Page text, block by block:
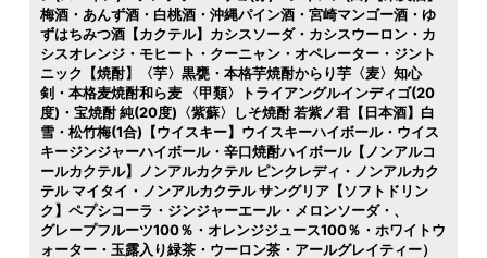
梅酒・あんず酒・白桃酒・沖縄パイン酒・宮崎マンゴー酒・ゆ
ずはちみつ酒【カクテル】カシスソーダ・カシスウーロン・カ
シスオレンジ・モヒート・クーニャン・オペレーター・ジント
ニック【焼酎】〈芋〉黒甕・本格芋焼酎からり芋〈麦〉知心
剣・本格麦焼酎和ら麦 〈甲類〉トライアングルインディゴ(20
度)・宝焼酎 純(20度)〈紫蘇〉しそ焼酎 若紫ノ君【日本酒】白
雪・松竹梅(1合)【ウイスキー】ウイスキーハイボール・ウイス
キージンジャーハイボール・辛口焼酎ハイボール【ノンアルコ
ールカクテル】ノンアルカクテル ピンクレディ・ノンアルカク
テル マイタイ・ノンアルカクテル サングリア【ソフトドリン
ク】ペプシコーラ・ジンジャーエール・メロンソーダ・
グレープフルーツ100％・オレンジジュース100％・ホワイトウ
ォーター・玉露入り緑茶・ウーロン茶・アールグレイティー）